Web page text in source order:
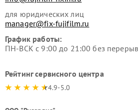
для юридических лиц
manager@fix-fujifilm.ru
График работы:
ПН-ВСК с 9:00 до 21:00 без
Рейтинг сервисного центра
4.9-5.0